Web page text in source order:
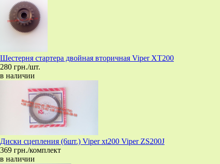
Шестерня стартера двойная вторичная Viper XT200
280 грн./шт.
в наличии
Диски сцепления (6шт.) Viper xt200 Viper ZS200J
369 грн./комплект
в наличии